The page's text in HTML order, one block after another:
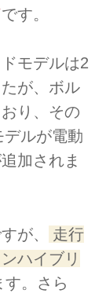
です。
モデルは2
が、ボル
り、その
ルが電動
加されま
が、
走行
ハイブリ
す。さら